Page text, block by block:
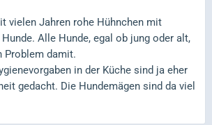
vielen Jahren rohe Hühnchen mit
Alle Hunde, egal ob jung oder alt,
Problem damit.
in der Küche sind ja eher
gedacht. Die Hundemägen sind da viel